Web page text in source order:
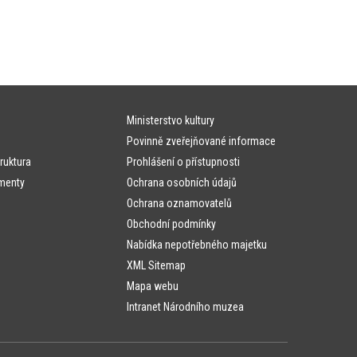
Ministerstvo kultury
Povinně zveřejňované informace
Prohlášení o přístupnosti
Ochrana osobních údajů
Ochrana oznamovatelů
Obchodní podmínky
Nabídka nepotřebného majetku
XML Sitemap
Mapa webu
Intranet Národního muzea